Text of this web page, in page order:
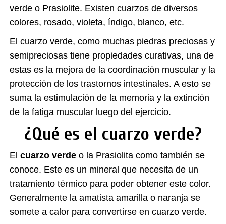
verde o Prasiolite. Existen cuarzos de diversos
colores, rosado, violeta, índigo, blanco, etc.
El cuarzo verde, como muchas piedras preciosas y
semipreciosas tiene propiedades curativas, una de
estas es la mejora de la coordinación muscular y la
protección de los trastornos intestinales. A esto se
suma la estimulación de la memoria y la extinción
de la fatiga muscular luego del ejercicio.
¿Qué es el cuarzo verde?
El cuarzo verde o la Prasiolita como también se
conoce. Este es un mineral que necesita de un
tratamiento térmico para poder obtener este color.
Generalmente la amatista amarilla o naranja se
somete a calor para convertirse en cuarzo verde.